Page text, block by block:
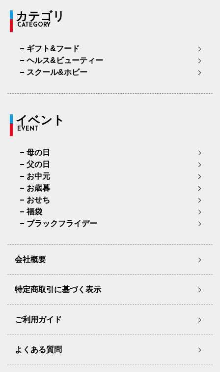
カテゴリ
CATEGORY
ギフト&フード
ヘルス&ビューティー
スクール&ホビー
イベント
EVENT
母の日
父の日
お中元
お歳暮
おせち
福袋
ブラックフライデー
会社概要
特定商取引に基づく表示
ご利用ガイド
よくある質問